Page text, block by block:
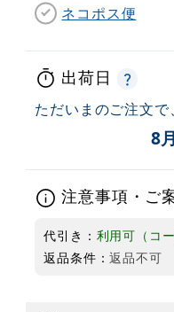
ネコポス便
出荷日
ただいまのご注文で
8
注意事項・ご
代引き： 利用可（コ
返品条件：返品不可